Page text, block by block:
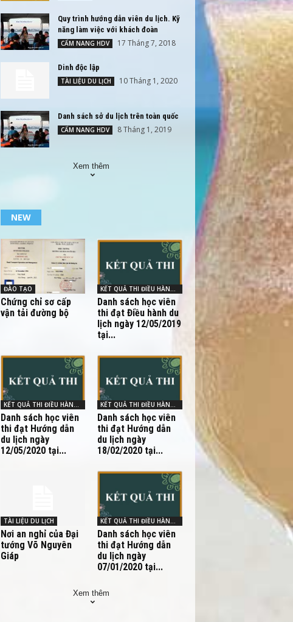
Quy trình hướng dẫn viên du lịch. Kỹ
năng làm việc với khách đoàn
CẨM NANG HDV 17 Tháng 7, 2018
Dinh độc lập
TÀI LIỆU DU LỊCH 10 Tháng 1, 2020
Danh sách sở du lịch trên toàn quốc
CẨM NANG HDV 8 Tháng 1, 2019
Xem thêm
NEW
ĐÀO TẠO
Chứng chỉ sơ cấp
vận tải đường bộ
KẾT QUẢ THI ĐIỀU HÀNH - HDV
Danh sách học viên
thi đạt Điều hành du
lịch ngày 12/05/2019
tại...
KẾT QUẢ THI ĐIỀU HÀNH - HDV
Danh sách học viên
thi đạt Hướng dẫn
du lịch ngày
12/05/2020 tại...
KẾT QUẢ THI ĐIỀU HÀNH - HDV
Danh sách học viên
thi đạt Hướng dẫn
du lịch ngày
18/02/2020 tại...
TÀI LIỆU DU LỊCH
Nơi an nghỉ của Đại
tướng Võ Nguyên
Giáp
Danh sách học viên
thi đạt Hướng dẫn
du lịch ngày
07/01/2020 tại...
Xem thêm